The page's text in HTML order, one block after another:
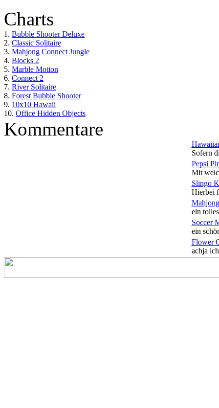
Charts
1. Bubble Shooter Deluxe
2. Classic Solitaire
3. Mahjong Connect Jungle
4. Blocks 2
5. Marble Motion
6. Connect 2
7. River Solitaire
8. Forest Bubble Shooter
9. 10x10 Hawaii
10. Office Hidden Objects
Kommentare
Sofern
Pepsi
Mit
Slingo
Hierbei
ein
Soccer
ein
Flower
achja